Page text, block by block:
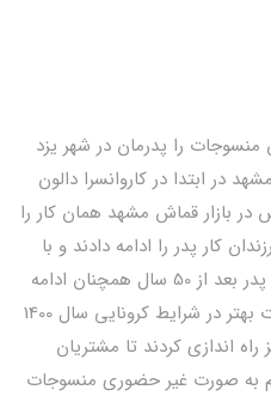
منسوجات را پدرمان در شهر یزد
در ابتدا در کاروانسرا دالون
در بازار قماش مشهد همان کار را
کار پدر را ادامه دادند و با
فروش انواع روفرشی و حوله، شغل پدر بعد از 50 سال همچنان ادامه
دارد. حال فرزندان برای ارائه خدمات بهتر در شرایط کرونایی سال 1400
اندازی کردند تا مشتریان
به صورت غیر حضوری منسوجات